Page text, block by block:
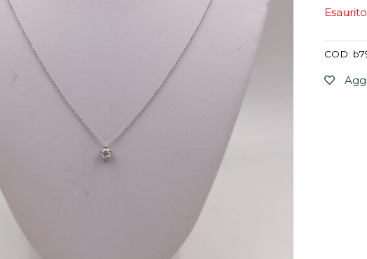
Esaurito
COD: